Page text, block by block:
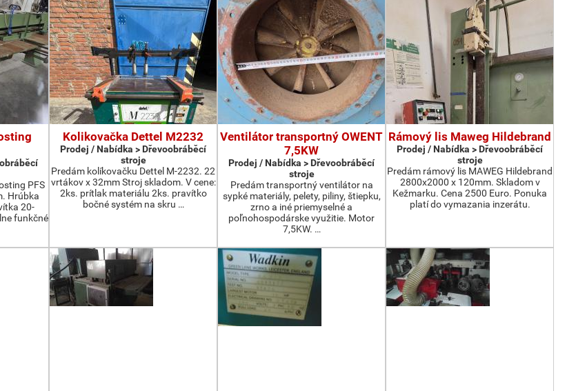
PFS
Hrúbka
20-
funkčné
Kolikovačka Dettel M2232
Prodej / Nabídka > Dřevoobráběcí
stroje
Predám kolíkovačku Dettel M-2232. 22
vrtákov x 32mm Stroj skladom. V cene:
2ks. prítlak materiálu 2ks. pravítko
bočné systém na skru …
Ventilátor transportný OWENT
7,5KW
Prodej / Nabídka > Dřevoobráběcí
stroje
Predám transportný ventilátor na
sypké materiály, pelety, piliny, štiepku,
zrno a iné priemyselné a
poľnohospodárske využitie. Motor
7,5KW. …
Rámový lis Maweg Hildebrand
Prodej / Nabídka > Dřevoobráběcí
stroje
Predám rámový lis MAWEG Hildebrand
2800x2000 x 120mm. Skladom v
Kežmarku. Cena 2500 Euro. Ponuka
platí do vymazania inzerátu.